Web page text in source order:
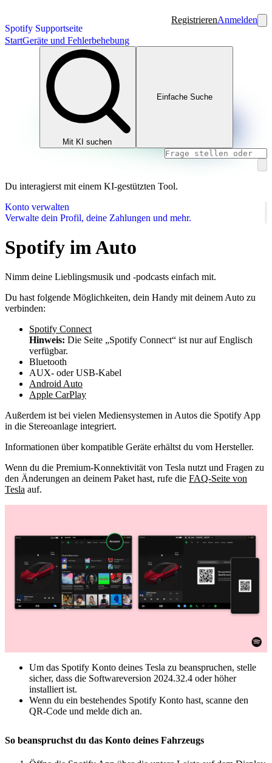
Spotify Supportseite
RegistrierenAnmelden
StartGeräte und Fehlerbehebung
Mit KI suchen
Einfache Suche
Du interagierst mit einem KI-gestützten Tool.
Konto verwalten
Verwalte dein Profil, deine Zahlungen und mehr.
Spotify im Auto
Nimm deine Lieblingsmusik und -podcasts einfach mit.
Du hast folgende Möglichkeiten, dein Handy mit deinem Auto zu
verbinden:
Spotify Connect
Hinweis: Die Seite „Spotify Connect“ ist nur auf Englisch
verfügbar.
Bluetooth
AUX- oder USB-Kabel
Android Auto
Apple CarPlay
Außerdem ist bei vielen Mediensystemen in Autos die Spotify App
in die Stereoanlage integriert.
Informationen über kompatible Geräte erhältst du vom Hersteller.
Wenn du die Premium-Konnektivität von Tesla nutzt und Fragen zu
den Änderungen an deinem Paket hast, rufe die FAQ-Seite von
Tesla auf.
Um das Spotify Konto deines Tesla zu beanspruchen, stelle
sicher, dass die Softwareversion 2024.32.4 oder höher
installiert ist.
Wenn du ein bestehendes Spotify Konto hast, scanne den
QR-Code und melde dich an.
So beanspruchst du das Konto deines Fahrzeugs